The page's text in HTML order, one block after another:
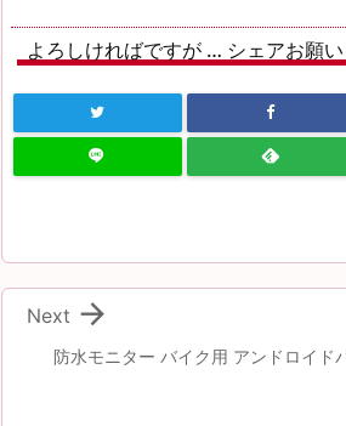
よろしければですが … シェアお願い
防水モニター バイク用 アンドロイド

Next